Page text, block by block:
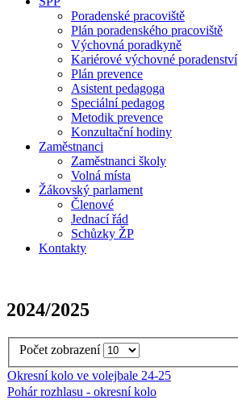
Poradenské pracoviště
Plán poradenského pracoviště
Výchovná poradkyně
Kariérové výchovné poradenství
Plán prevence
Asistent pedagoga
Speciální pedagog
Metodik prevence
Konzultační hodiny
Zaměstnanci
Zaměstnanci školy
Volná místa
Žákovský parlament
Členové
Jednací řád
Schůzky ŽP
Kontakty
2024/2025
Počet zobrazení
Okresní kolo ve volejbale 24-25
Pohár rozhlasu - okresní kolo